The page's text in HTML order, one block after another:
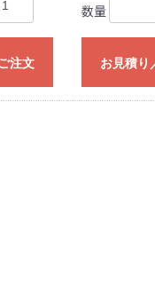
注文
数量
お見積り